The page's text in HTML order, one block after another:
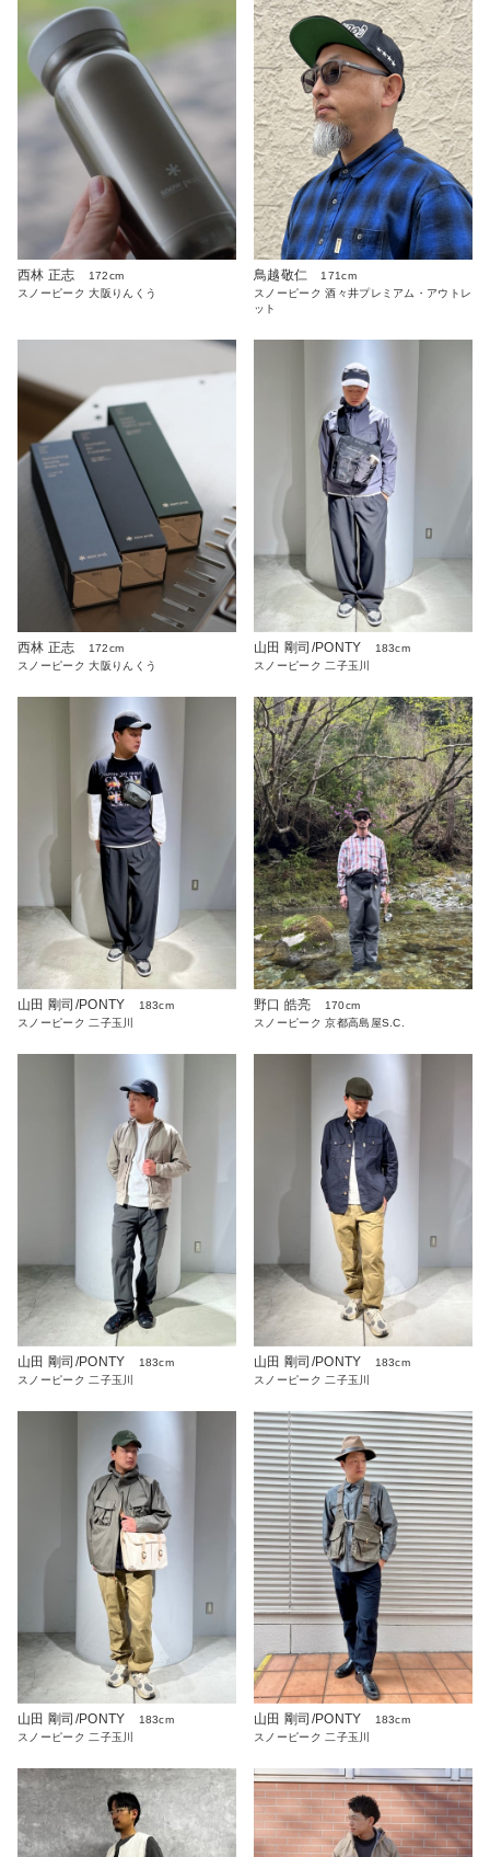
西林 正志
172cm
スノーピーク 大阪りんくう
鳥越敬仁
171cm
スノーピーク 酒々井プレミアム・アウトレ
ット
西林 正志
172cm
スノーピーク 大阪りんくう
山田 剛司/PONTY
183cm
スノーピーク 二子玉川
山田 剛司/PONTY
183cm
スノーピーク 二子玉川
野口 皓亮
170cm
スノーピーク 京都高島屋S.C.
山田 剛司/PONTY
183cm
スノーピーク 二子玉川
山田 剛司/PONTY
183cm
スノーピーク 二子玉川
山田 剛司/PONTY
183cm
スノーピーク 二子玉川
山田 剛司/PONTY
183cm
スノーピーク 二子玉川